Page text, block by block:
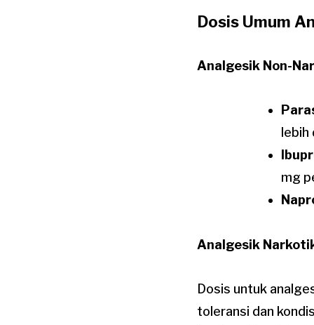
Dosis Umum
Analgesik Non-
lebih
mg
Analgesik
Dosis untuk
toleransi dan